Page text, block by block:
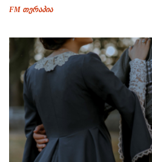
FM თერაპია